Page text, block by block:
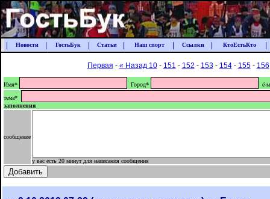
Новости ГостьБук Статьи Наш спорт Ссылки КтоЕстьКто
Первая - « Назад 10- 151 - 152 - 153- 154- 155- 156
Имя* Город*
ё-
тема*
заполнения
сообщение
у вас есть 20 минут для написания сообщения